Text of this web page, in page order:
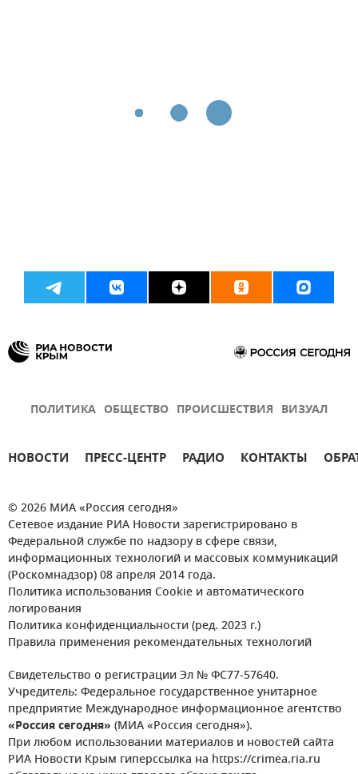
ПОЛИТИКА ОБЩЕСТВО ПРОИСШЕСТВИЯ ВИЗУАЛ
НОВОСТИ ПРЕСС-ЦЕНТР РАДИО КОНТАКТЫ
© 2026 МИА «Россия сегодня»
Сетевое издание РИА Новости зарегистрировано в
Федеральной службе по надзору в сфере связи,
информационных технологий и массовых коммуникаций
(Роскомнадзор) 08 апреля 2014 года.
Политика использования Cookie и автоматического
логирования
Политика конфиденциальности (ред. 2023 г.)
Правила применения рекомендательных технологий
Свидетельство о регистрации Эл № ФС77-57640.
Учредитель: Федеральное государственное унитарное
предприятие Международное информационное агентство
«Россия сегодня» (МИА «Россия сегодня»).
При любом использовании материалов и новостей сайта
РИА Новости Крым гиперссылка на https://crimea.ria.ru